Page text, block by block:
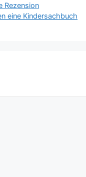
Rezension
eine Kindersachbuch